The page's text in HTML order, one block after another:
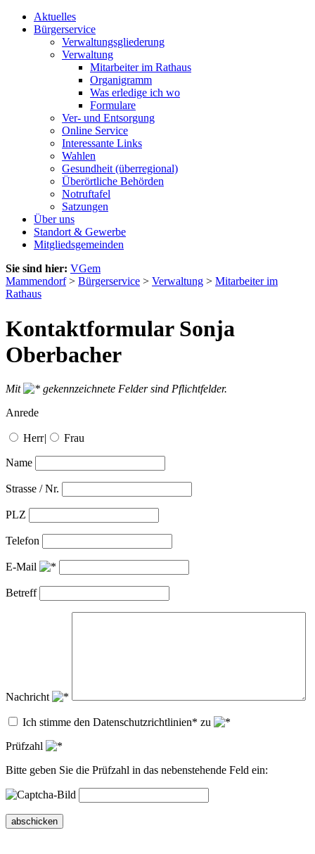
Aktuelles
Bürgerservice
Verwaltungsgliederung
Verwaltung
Mitarbeiter im Rathaus
Organigramm
Was erledige ich wo
Formulare
Ver- und Entsorgung
Online Service
Interessante Links
Wahlen
Gesundheit (überregional)
Überörtliche Behörden
Notruftafel
Satzungen
Über uns
Standort & Gewerbe
Mitgliedsgemeinden
Sie sind hier: VGem
Mammendorf> Bürgerservice > Verwaltung > Mitarbeiter im
Rathaus
Kontaktformular Sonja
Oberbacher
Mit
gekennzeichnete Felder sind Pflichtfelder.
Anrede
Herr| Frau
Name
Strasse / Nr.
PLZ
Telefon
E-Mail
Betreff
Nachricht
Ich stimme den Datenschutzrichtlinien* zu
Prüfzahl
Bitte geben Sie die Prüfzahl in das nebenstehende Feld ein:
abschicken